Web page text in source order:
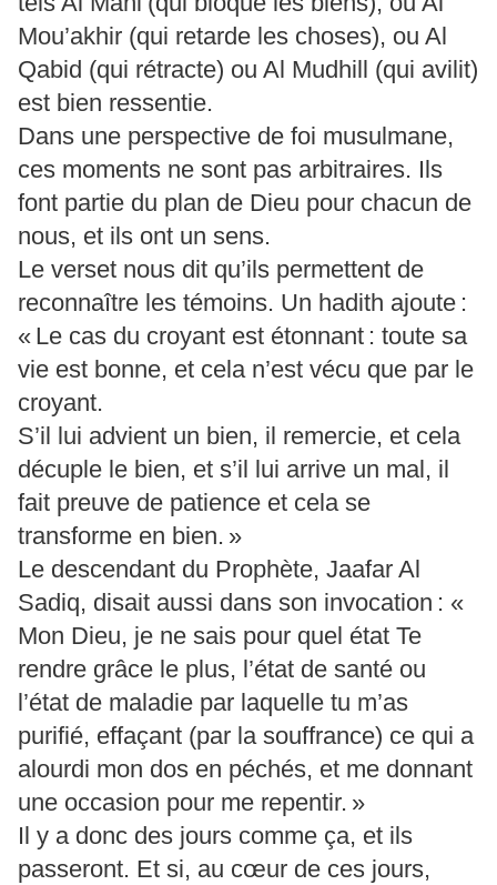
Mou’akhir (qui retarde les choses), ou Al
Qabid (qui rétracte) ou Al Mudhill (qui avilit)
est bien ressentie.
Dans une perspective de foi musulmane,
ces moments ne sont pas arbitraires. Ils
font partie du plan de Dieu pour chacun de
nous, et ils ont un sens.
Le verset nous dit qu’ils permettent de
reconnaître les témoins. Un hadith ajoute :
« Le cas du croyant est étonnant : toute sa
vie est bonne, et cela n’est vécu que par le
croyant.
S’il lui advient un bien, il remercie, et cela
décuple le bien, et s’il lui arrive un mal, il
fait preuve de patience et cela se
transforme en bien. »
Le descendant du Prophète, Jaafar Al
Sadiq, disait aussi dans son invocation : «
Mon Dieu, je ne sais pour quel état Te
rendre grâce le plus, l’état de santé ou
l’état de maladie par laquelle tu m’as
purifié, effaçant (par la souffrance) ce qui a
alourdi mon dos en péchés, et me donnant
une occasion pour me repentir. »
Il y a donc des jours comme ça, et ils
passeront. Et si, au cœur de ces jours,